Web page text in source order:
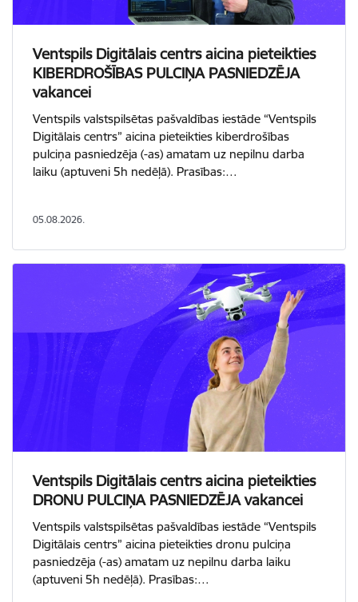
Ventspils Digitālais centrs aicina pieteikties
KIBERDROŠĪBAS PULCIŅA PASNIEDZĒJA
vakancei
Ventspils valstspilsētas pašvaldības iestāde “Ventspils
Digitālais centrs” aicina pieteikties kiberdrošības
pulciņa pasniedzēja (-as) amatam uz nepilnu darba
laiku (aptuveni 5h nedēļā). Prasības:…
05.08.2026.
Ventspils Digitālais centrs aicina pieteikties
DRONU PULCIŅA PASNIEDZĒJA vakancei
Ventspils valstspilsētas pašvaldības iestāde “Ventspils
Digitālais centrs” aicina pieteikties dronu pulciņa
pasniedzēja (-as) amatam uz nepilnu darba laiku
(aptuveni 5h nedēļā). Prasības:…